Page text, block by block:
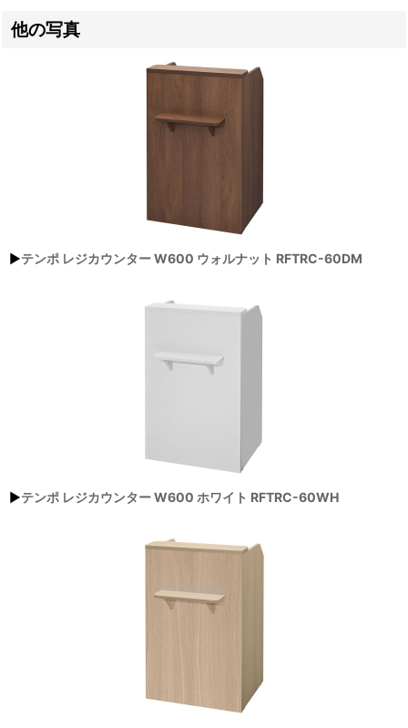
他の写真
▶テンポ レジカウンター W600 ウォルナット RFTRC-60DM
▶テンポ レジカウンター W600 ホワイト RFTRC-60WH